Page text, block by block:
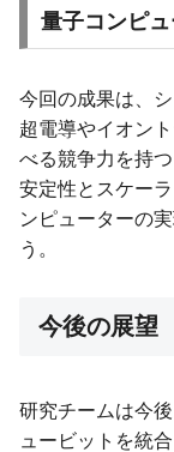
量子コンピ
今回の成果は、
超電導やイオン
べる競争力を持
安定性とスケー
ンピューターの
う。
今後の展望
研究チームは今
ュービットを統